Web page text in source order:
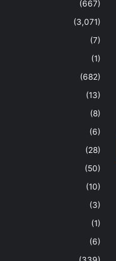
(667)
(3,071)
(7)
(1)
(682)
(13)
(8)
(6)
(28)
(50)
(10)
(3)
(1)
(6)